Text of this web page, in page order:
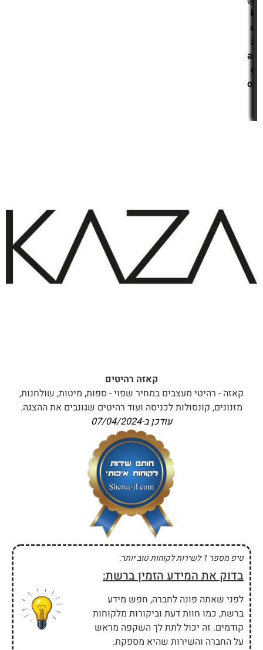
קאזה רהיטים
קאזה - רהיטי מעצבים במחיר שפוי - ספות, מיטות, שולחנות,
מזנונים, קונסולות לכניסה ועוד רהיטים שגונבים את ההצגה.
עודכן ב-07/04/2024
טיפ מספר 1 לשירות לקוחות טוב יותר:
בדוק את המידע הזמין ברשת:
לפני שאתה פונה לחברה, חפש מידע
ברשת, כמו חוות דעת וביקורות מלקוחות
קודמים. זה יכול לתת לך השקפה מראש
על החברה והשירות שהיא מספקת.
k
a
z
a.
c
o.